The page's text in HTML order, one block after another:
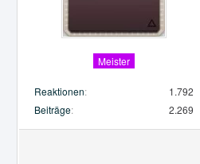
Meister
Reaktionen
1.792
Beiträge
2.269